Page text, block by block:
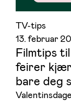
TV-tips
13. februar
Filmtips
feirer
bare deg